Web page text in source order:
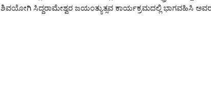
ಶಿವಯೋಗಿ ಸಿದ್ದರಾಮೇಶ್ವರ ಜಯಂತ್ಯುತ್ಸವ ಕಾರ್ಯಕ್ರಮದಲ್ಲಿ ಭಾಗವಹಿಸಿ